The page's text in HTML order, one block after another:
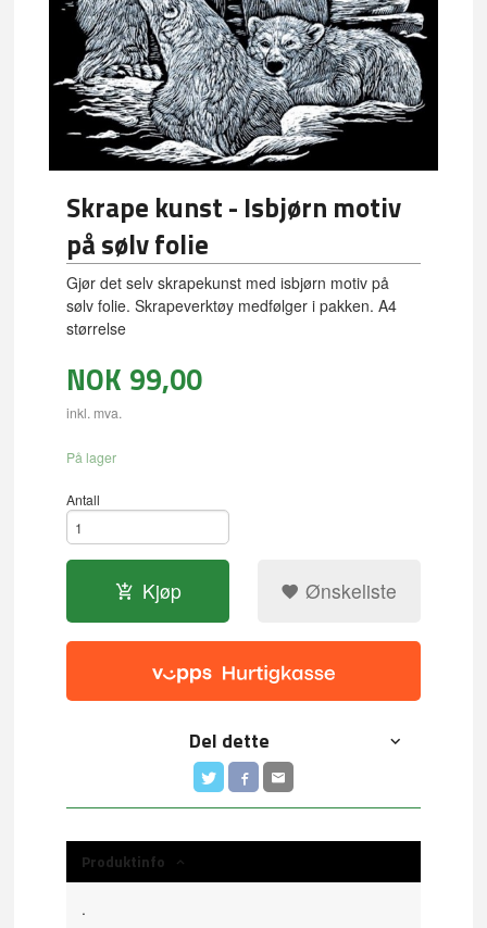
Skrape kunst - Isbjørn motiv
på sølv folie
Gjør det selv skrapekunst med isbjørn motiv på
sølv folie. Skrapeverktøy medfølger i pakken. A4
størrelse
NOK 99,00
inkl. mva.
På lager
Antall
Kjøp Ønskeliste
Del dette
Produktinfo
.